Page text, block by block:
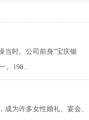
当时。公司前身“宝庆银
。198...
为许多女性婚礼、宴会、